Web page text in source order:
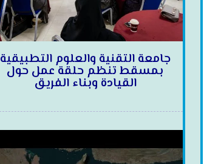
جامعة التقنية والعلوم التطبيقية
بمسقط تنظم حلقة عمل حول
القيادة وبناء الفريق